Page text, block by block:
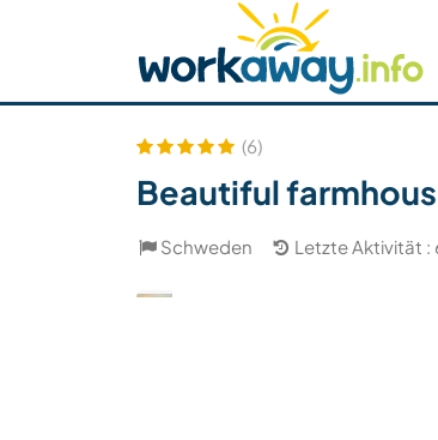
Host finden Reisepartner
Sicherheit
(6)
Beautiful
Schweden Letzte Aktivität :